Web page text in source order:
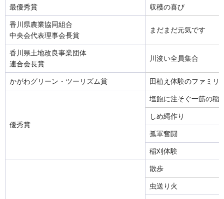
最優秀賞 収穫の喜び
香川県農業協同組合
中央会代表理事会長賞
まだまだ元気です
香川県土地改良事業団体
連合会長賞
川浚い全員集合
かがわグリーン・ツーリズム賞 田植え体験のファミリ
優秀賞
塩飽に注そぐ一筋の稲
しめ縄作り
孤軍奮闘
稲刈体験
散歩
虫送り火